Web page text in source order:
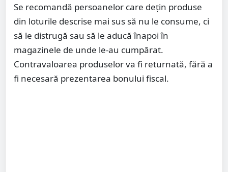
Se recomandă persoanelor care dețin produse
din loturile descrise mai sus să nu le consume, ci
să le distrugă sau să le aducă înapoi în
magazinele de unde le-au cumpărat.
Contravaloarea produselor va fi returnată, fără a
fi necesară prezentarea bonului fiscal.